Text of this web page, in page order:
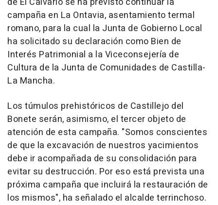
campaña en La Ontavia, asentamiento termal
romano, para la cual la Junta de Gobierno Local
ha solicitado su declaración como Bien de
Interés Patrimonial a la Viceconsejería de
Cultura de la Junta de Comunidades de Castilla-
La Mancha.
Los túmulos prehistóricos de Castillejo del
Bonete serán, asimismo, el tercer objeto de
atención de esta campaña. "Somos conscientes
de que la excavación de nuestros yacimientos
debe ir acompañada de su consolidación para
evitar su destrucción. Por eso está prevista una
próxima campaña que incluirá la restauración de
los mismos", ha señalado el alcalde terrinchoso.